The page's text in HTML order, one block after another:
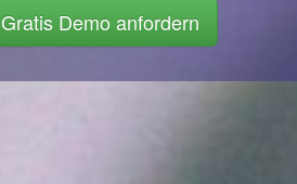
Gratis Demo anfordern